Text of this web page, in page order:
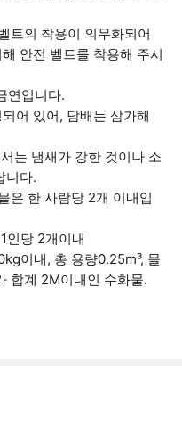
트의 착용이 의무화되어
안전 벨트를 착용해 주시
연입니다.
어 있어, 담배는 삼가해
는 냄새가 강한 것이나 소
니다.
은 한 사람당 2개 이내입
인당 2개이내
이내, 총 용량0.25m³, 물
합계 2M이내인 수화물.